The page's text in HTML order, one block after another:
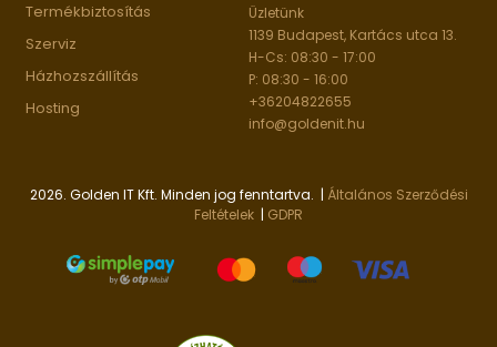
Termékbiztosítás
Szerviz
Házhozszállítás
Hosting
Üzletünk
1139 Budapest, Kartács utca 13.
H-Cs: 08:30 - 17:00
P: 08:30 - 16:00
+36204822655
info@goldenit.hu
2026. Golden IT Kft. Minden jog fenntartva. | Általános Szerződési
Feltételek | GDPR